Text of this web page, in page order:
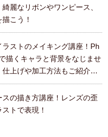
綺麗なリボンやワンピース、
こう！
ラストのメイキング講座！Ph
描くキャラと背景をなじませ
仕上げや加工方法もご紹介し
スの描き方講座！レンズの歪
トで表現！